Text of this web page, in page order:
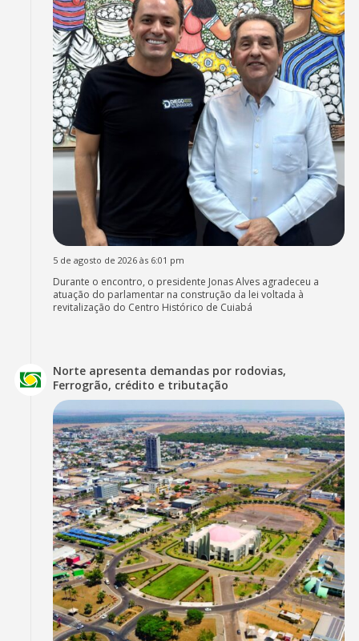
5 de agosto de 2026 às 6:01 pm
Durante o encontro, o presidente Jonas Alves agradeceu a
atuação do parlamentar na construção da lei voltada à
revitalização do Centro Histórico de Cuiabá
Norte apresenta demandas por rodovias,
Ferrogrão, crédito e tributação